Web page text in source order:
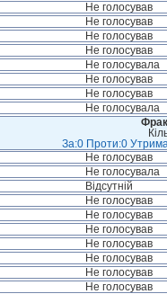
Не голосував
Не голосував
Не голосував
Не голосував
Не голосувала
Не голосував
Не голосував
Не голосувала
За:0 Проти:0
Не голосував
Не голосувала
Відсутній
Не голосував
Не голосував
Не голосував
Не голосував
Не голосував
Не голосував
Не голосував